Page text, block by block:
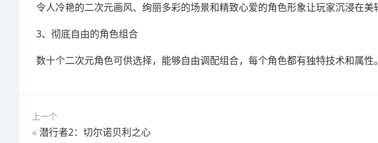
令人冷艳的二次元画风、绚丽多彩的场景和精致心爱的角色形象让玩家沉浸在美
3、彻底自由的角色组合
数十个二次元角色可供选择，能够自由调配组合，每个角色都有独特技术和属性。
上一个
«潜行者2：切尔诺贝利之心